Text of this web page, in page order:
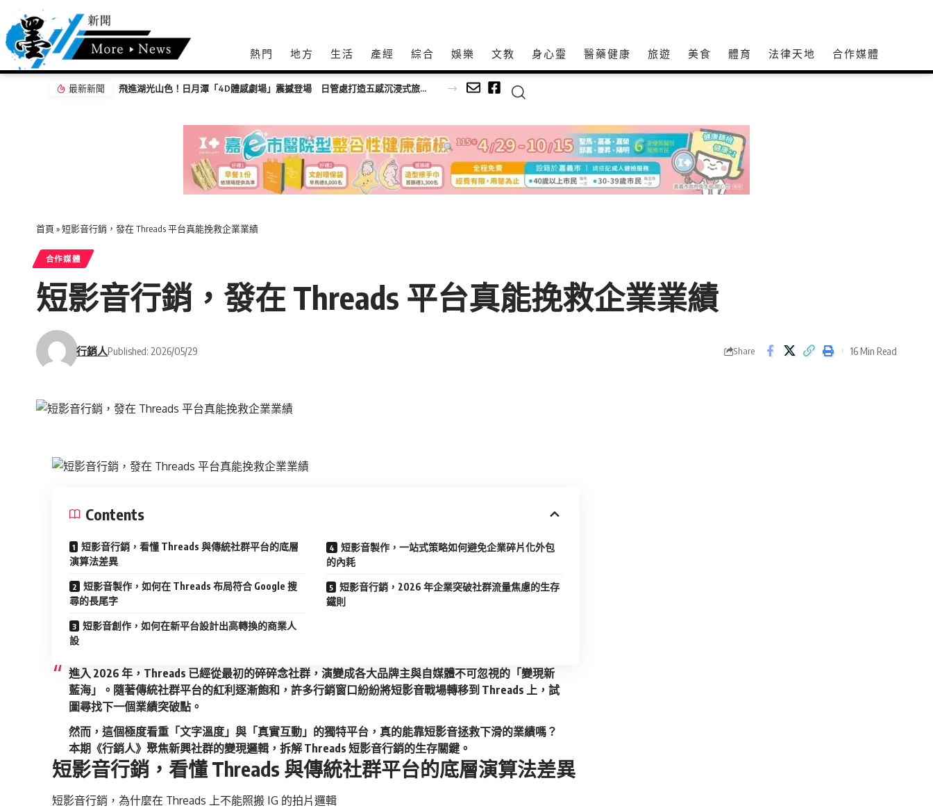
熱門 地方 生活 產經 綜合 娛樂 文教 身心𩆜 醫藥健康 旅遊 美食 體育 法律天地 合作媒體
最新新聞 飛進湖光山色！日月潭「4D體感劇場」震撼登場 日管處打造五感沉浸式旅遊 智慧觀光新體驗
首頁 »短影音行銷，發在 Threads 平台真能挽救企業業績
合作媒體
短影音行銷，發在 Threads 平台真能挽救企業業績
行銷人Published: 2026/05/29 Share 16 Min Read
Contents
短影音行銷，看懂 Threads 與傳統社群平台的底層
演算法差異
短影音製作，如何在 Threads 布局符合 Google 搜
尋的長尾字
短影音創作，如何在新平台設計出高轉換的商業人
設
短影音製作，一站式策略如何避免企業碎片化外包
的內耗
短影音行銷，2026 年企業突破社群流量焦慮的生存
鐵則
進入 2026 年，Threads 已經從最初的碎碎念社群，演變成各大品牌主與自媒體不可忽視的「變現新
藍海」。隨著傳統社群平台的紅利逐漸飽和，許多行銷窗口紛紛將短影音戰場轉移到 Threads 上，試
圖尋找下一個業績突破點。
然而，這個極度看重「文字溫度」與「真實互動」的獨特平台，真的能靠短影音拯救下滑的業績嗎？
本期《行銷人》聚焦新興社群的變現邏輯，拆解 Threads 短影音行銷的生存關鍵。
短影音行銷，看懂 Threads 與傳統社群平台的底層演算法差異
短影音行銷，為什麼在 Threads 上不能照搬 IG 的拍片邏輯